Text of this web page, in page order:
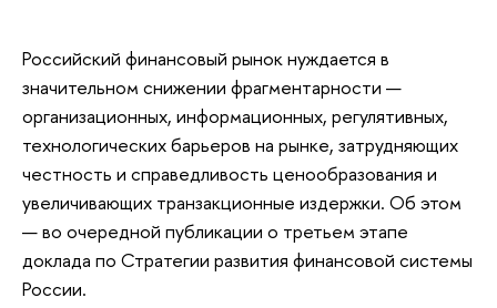
Российский финансовый рынок нуждается в
значительном снижении фрагментарности —
организационных, информационных, регулятивных,
технологических барьеров на рынке, затрудняющих
честность и справедливость ценообразования и
увеличивающих транзакционные издержки. Об этом
— во очередной публикации о третьем этапе
доклада по Стратегии развития финансовой системы
России.